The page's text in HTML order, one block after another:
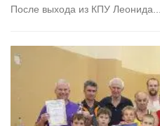
После выхода из КПУ Леонида...